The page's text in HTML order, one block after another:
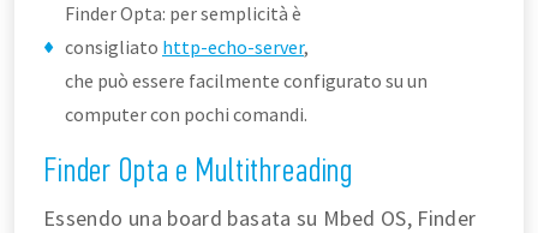
Finder Opta: per semplicità è
consigliato http-echo-server,
che può essere facilmente configurato su un
computer con pochi comandi.
Finder Opta e Multithreading
Essendo una board basata su Mbed OS, Finder